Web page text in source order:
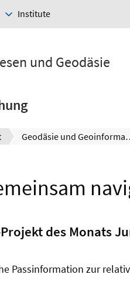
Institute
und Geodäsie
des Monats
Passinformation zur